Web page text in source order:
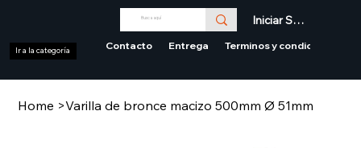
Iniciar Sesión
Contacto Entrega Terminos y condiciones
Ir a la categoría
Home >Varilla de bronce macizo 500mm Ø 51mm